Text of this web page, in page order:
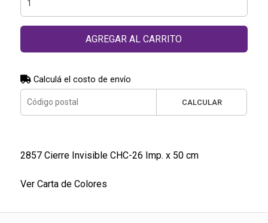
AGREGAR AL CARRITO
Calculá el costo de envío
CALCULAR
2857 Cierre Invisible CHC-26 Imp. x 50 cm
Ver Carta de Colores